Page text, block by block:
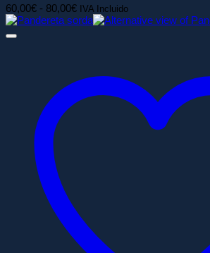
60,00€ - 80,00€Rango
de
80,00€
IVA Incluido